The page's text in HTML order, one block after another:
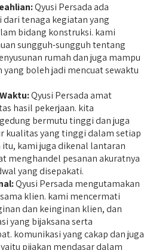
Qyusi Persada ada
tenaga kegiatan yang
bidang konstruksi. kami
sungguh-sungguh tentang
rumah dan juga mampu
boleh jadi mencuat sewaktu
Qyusi Persada amat
hasil pekerjaan. kita
bermutu tinggi dan juga
kualitas yang tinggi dalam setiap
itu, kami juga dikenal lantaran
menghandel pesanan akuratnya
yang disepakati.
Qyusi Persada mengutamakan
klien. kami mencermati
dan keinginan klien, dan
yang bijaksana serta
komunikasi yang cakap dan juga
pijakan mendasar dalam